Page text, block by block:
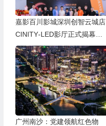
嘉影百川影城深圳创智云城店
CINITY‑LED影厅正式揭幕｜
探索“电影+”多元消费新范式
广州南沙：党建领航红色物